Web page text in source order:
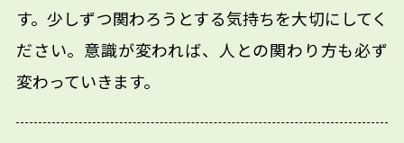
す。少しずつ関わろうとする気持ちを大切にしてく
ださい。意識が変われば、人との関わり方も必ず
変わっていきます。